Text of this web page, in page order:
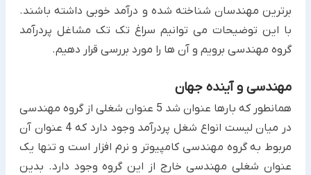
برترین مهندسان شناخته شده و درآمد خوبی داشته باشند.
با این توضیحات می توانیم سراغ تک تک مشاغل پردرآمد
گروه مهندسی برویم و آن ها را مورد بررسی قرار دهیم.
مهندسی و آینده جهان
همانطور که بارها عنوان شد 5 عنوان شغلی از گروه مهندسی
در میان لیست انواع شغل پردرآمد وجود دارد که 4 عنوان آن
مربوط به گروه مهندسی کامپیوتر و نرم افزار است و تنها یک
عنوان شغلی مهندسی خارج از این گروه وجود دارد. بدین